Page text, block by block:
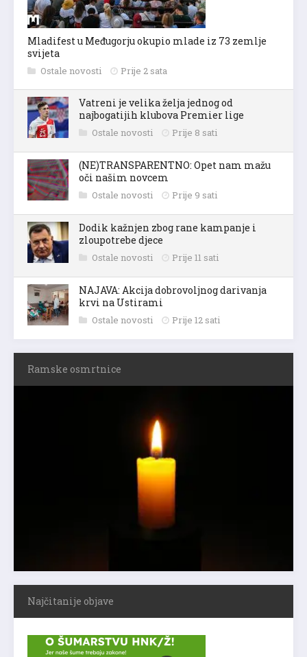
Mladifest u Međugorju okupio mlade iz 73 zemlje
svijeta
Ostale novosti Prije 2 sata
Vatreni je velika želja jednog od
najbogatijih klubova Premier lige
Ostale novosti Prije 8 sati
(NE)TRANSPARENTNO: Opet nam mažu
oči našim novcem
Ostale novosti Prije 9 sati
Dodik kažnjen zbog rane kampanje i
zloupotrebe djece
Ostale novosti Prije 11 sati
NAJAVA: Akcija dobrovoljnog darivanja
krvi na Ustirami
Ostale novosti Prije 12 sati
Ramske osmrtnice
Najčitanije objave